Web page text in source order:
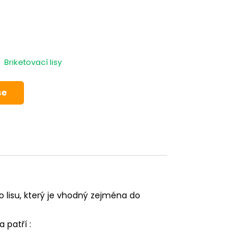
Briketovací lisy
lisu, který je vhodný zejména do
patří :